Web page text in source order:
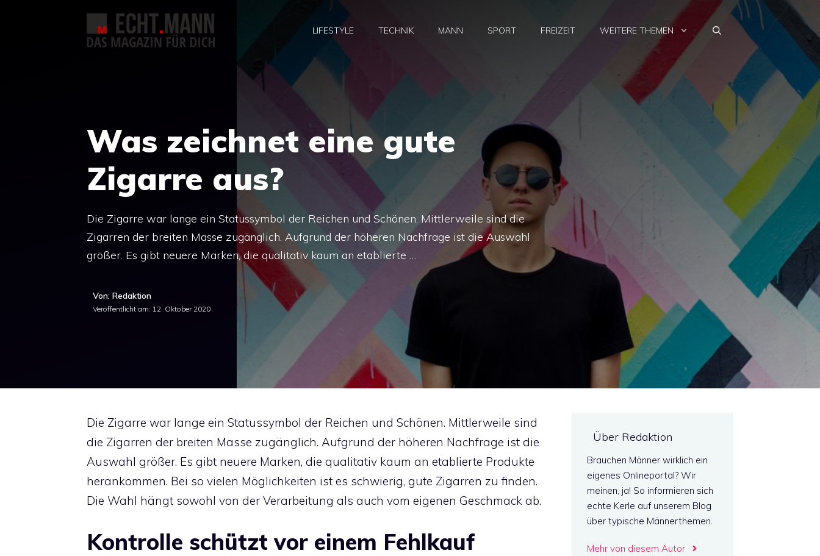
LIFESTYLE TECHNIK MANN SPORT FREIZEIT WEITERE THEMEN
Was zeichnet eine gute
Zigarre aus?
Die Zigarre war lange ein Statussymbol der Reichen und Schönen. Mittlerweile sind die
Zigarren der breiten Masse zugänglich. Aufgrund der höheren Nachfrage ist die Auswahl
größer. Es gibt neuere Marken, die qualitativ kaum an etablierte …
Von: Redaktion
Veröffentlicht am: 12. Oktober 2020
Die Zigarre war lange ein Statussymbol der Reichen und Schönen. Mittlerweile sind
die Zigarren der breiten Masse zugänglich. Aufgrund der höheren Nachfrage ist die
Auswahl größer. Es gibt neuere Marken, die qualitativ kaum an etablierte Produkte
herankommen. Bei so vielen Möglichkeiten ist es schwierig, gute Zigarren zu finden.
Die Wahl hängt sowohl von der Verarbeitung als auch vom eigenen Geschmack ab.
Kontrolle schützt vor einem Fehlkauf
Über Redaktion
Brauchen Männer wirklich ein
eigenes Onlineportal? Wir
meinen, ja! So informieren sich
echte Kerle auf unserem Blog
über typische Männerthemen.
Mehr von diesem Autor